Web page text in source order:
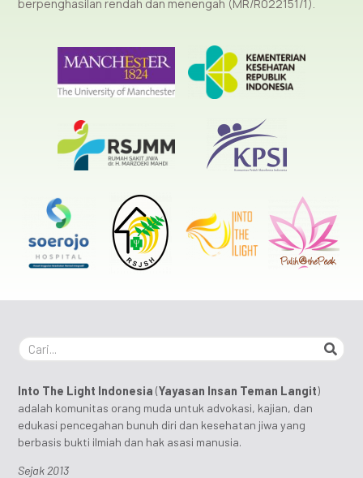
berpenghasilan rendah dan menengah (MR/R022151/1).
Into The Light Indonesia (Yayasan Insan Teman Langit)
adalah komunitas orang muda untuk advokasi, kajian, dan
edukasi pencegahan bunuh diri dan kesehatan jiwa yang
berbasis bukti ilmiah dan hak asasi manusia.
Sejak 2013